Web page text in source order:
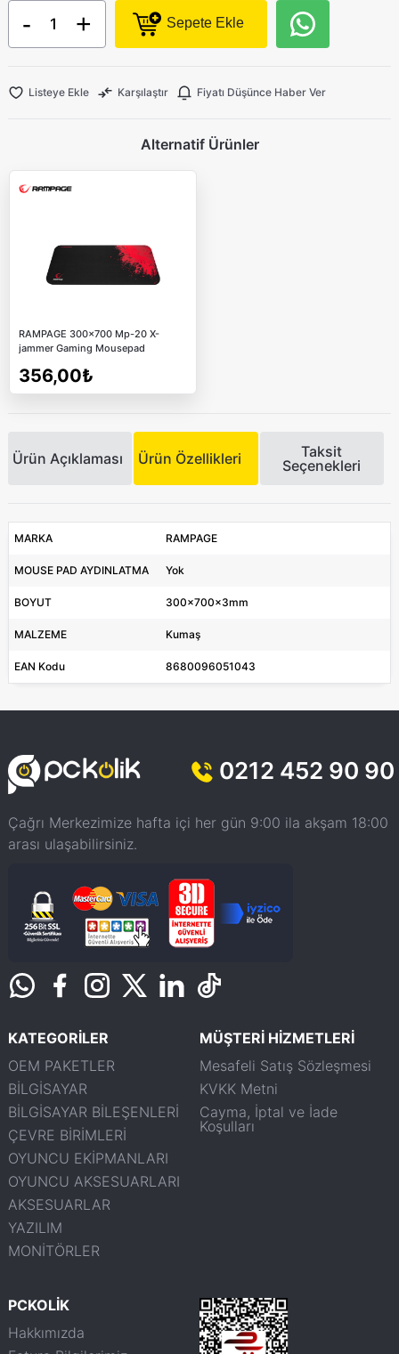
- + Sepete Ekle
Listeye Ekle Karşılaştır Fiyatı Düşünce Haber Ver
Alternatif Ürünler
RAMPAGE 300x700 Mp-20 X-
jammer Gaming Mousepad
356,00₺
Ürün Açıklaması Ürün Özellikleri
Taksit
Seçenekleri
MARKA RAMPAGE
MOUSE PAD AYDINLATMA Yok
BOYUT 300x700x3mm
MALZEME Kumaş
EAN Kodu 8680096051043
0212 452 90 90
Çağrı Merkezimize hafta içi her gün 9:00 ila akşam 18:00
arası ulaşabilirsiniz.
KATEGORİLER
OEM PAKETLER
BİLGİSAYAR
BİLGİSAYAR BİLEŞENLERİ
ÇEVRE BİRİMLERİ
OYUNCU EKİPMANLARI
OYUNCU AKSESUARLARI
AKSESUARLAR
YAZILIM
MONİTÖRLER
MÜŞTERİ HİZMETLERİ
Mesafeli Satış Sözleşmesi
KVKK Metni
Cayma, İptal ve İade
Koşulları
PCKOLİK
Hakkımızda